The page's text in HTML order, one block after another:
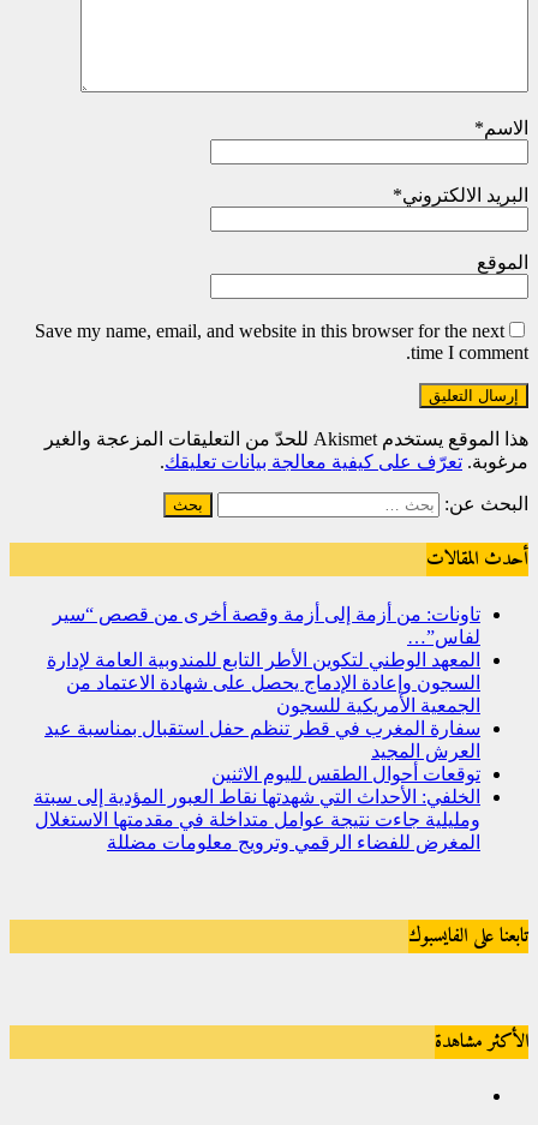
الاسم*
البريد الالكتروني*
الموقع
Save my name, email, and website in this browser for the next
time I comment.
هذا الموقع يستخدم Akismet للحدّ من التعليقات المزعجة والغير
مرغوبة. تعرّف على كيفية معالجة بيانات تعليقك.
البحث عن:
أحدث المقالات
تاونات: من أزمة إلى أزمة وقصة أخرى من قصص “سير
لفاس”…
المعهد الوطني لتكوين الأطر التابع للمندوبية العامة لإدارة
السجون وإعادة الإدماج يحصل على شهادة الاعتماد من
الجمعية الأمريكية للسجون
سفارة المغرب في قطر تنظم حفل استقبال بمناسبة عيد
العرش المجيد
توقعات أحوال الطقس لليوم الاثنين
الخلفي: الأحداث التي شهدتها نقاط العبور المؤدية إلى سبتة
ومليلية جاءت نتيجة عوامل متداخلة في مقدمتها الاستغلال
المغرض للفضاء الرقمي وترويج معلومات مضللة
تابعنا على الفايسبوك
الأكثر مشاهدة